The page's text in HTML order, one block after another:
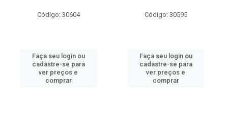
Código: 30604
Faça seu login ou
cadastre-se para
ver preços e
comprar
Código: 30595
Faça seu login ou
cadastre-se para
ver preços e
comprar